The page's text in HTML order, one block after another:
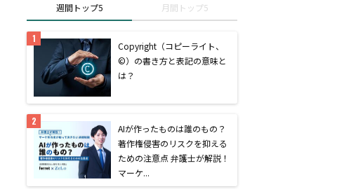
週間トップ5 月間トップ5
Copyright（コピーライト、
©）の書き方と表記の意味と
は？
AIが作ったものは誰のもの？
著作権侵害のリスクを抑える
ための注意点 弁護士が解説！
マーケ...